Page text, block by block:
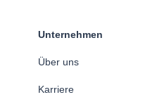
Unternehmen
Über uns
Karriere